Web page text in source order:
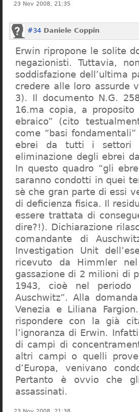
23 Nov 2008, 21:35
#34 Daniele Coppin
Erwin ripropone le solite
negazionisti. Tuttavia,
soddisfazione dell’ultima
credere alle loro assurde
3). Il documento N.G.
16.ma copia, a
ebraico” (cito
come “basi
ebrei da tutti i settori
eliminazione degli ebrei
In questo quadro “gli
saranno condotti in quei
sè che gran parte di essi
di deficienza fisica. Il
essere trattata di
dire?!). Dichiarazione
comandante di
Investigation Unit
ricevuto da Himmler
gassazione di 2 milioni di
1943, cioè nel
Auschwitz”. Alla
Venezia e Liliana
rispondere con la già
l’ignoranza di Erwin.
di campi di
altri campi o quelli
d’Europa, venivano
Pertanto è ovvio che
assassinati.